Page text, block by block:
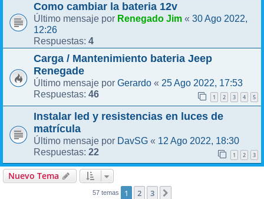
Como cambiar la bateria 12v
Último mensaje por Renegado Jim « 30 Ago 2022,
12:26
Respuestas: 4
Carga / Mantenimiento bateria Jeep
Renegade
Último mensaje por Gerardo « 25 Ago 2022, 17:53
Respuestas: 46 1 2 3 4 5
Instalar led y resistencias en luces de
matrícula
Último mensaje por DavSG « 12 Ago 2022, 18:30
Respuestas: 22 1 2 3
Nuevo Tema
57 temas 1 2 3